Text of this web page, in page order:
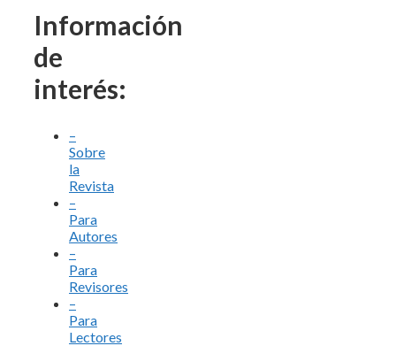
Información
de
interés:
–
Sobre
la
Revista
–
Para
Autores
–
Para
Revisores
–
Para
Lectores